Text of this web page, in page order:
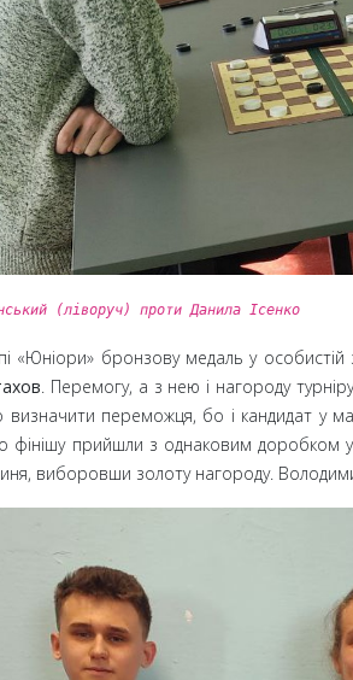
(ліворуч) проти Данила Ісенко
«Юніори» бронзову медаль у
. Перемогу, а з нею і нагороду
визначити переможця, бо і кандидат у
фінішу прийшли з однаковим доробком
виборовши золоту нагороду.